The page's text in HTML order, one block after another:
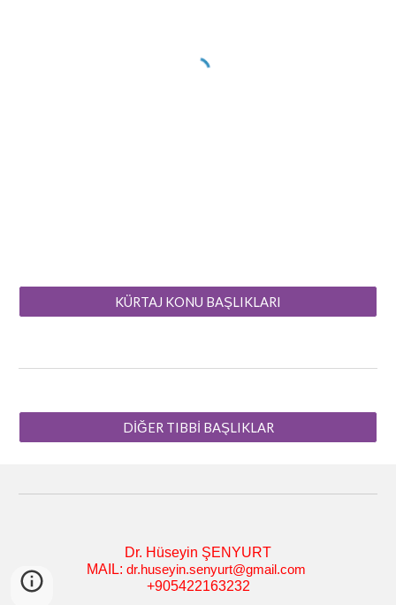
KÜRTAJ KONU BAŞLIKLARI
DİĞER TIBBİ BAŞLIKLAR
Dr. Hüseyin ŞENYURT
MAIL: dr.huseyin.senyurt@gmail.com
+905422163232